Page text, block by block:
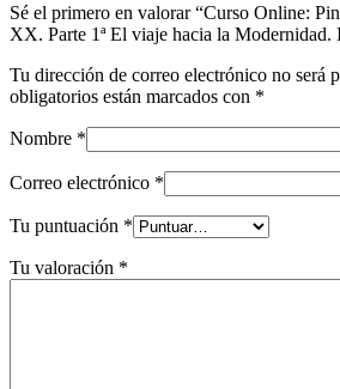
Sé el primero en valorar “Curso Online:
XX. Parte 1ª El viaje hacia la Modernidad.
Tu dirección de correo electrónico no será
obligatorios están marcados con *
Nombre *
Correo electrónico *
Tu puntuación *
Tu valoración *